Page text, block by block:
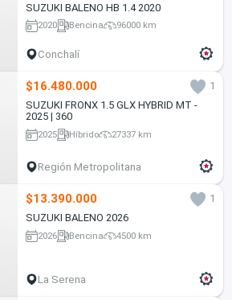
SUZUKI BALENO HB 1.4 2020
2020 Bencina 96000 km
Conchalí
$16.480.000
1
SUZUKI FRONX 1.5 GLX HYBRID MT -
2025 | 360
2025 Híbrido 27337 km
Región Metropolitana
$13.390.000
1
SUZUKI BALENO 2026
2026 Bencina 4500 km
La Serena